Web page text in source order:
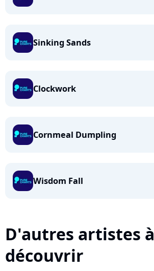
Sinking Sands
Clockwork
Cornmeal Dumpling
Wisdom Fall
D'autres artistes à
découvrir